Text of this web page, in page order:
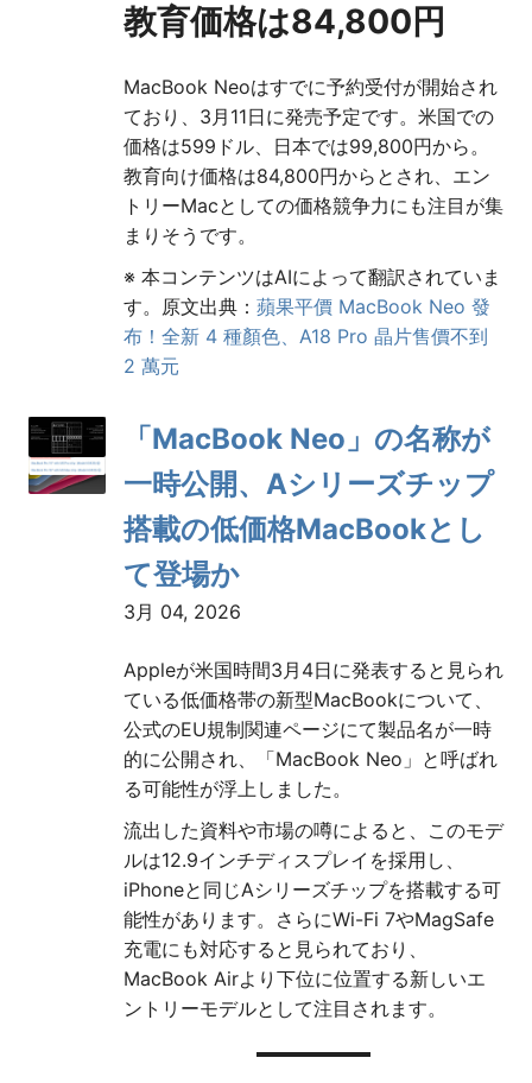
教育価格は84,800円
MacBook Neoはすでに予約受付が開始され
ており、3月11日に発売予定です。米国での
価格は599ドル、日本では99,800円から。
教育向け価格は84,800円からとされ、エン
トリーMacとしての価格競争力にも注目が集
まりそうです。
※ 本コンテンツはAIによって翻訳されていま
す。原文出典： 蘋果平價 MacBook Neo 發
布！全新 4 種顏色、A18 Pro 晶片售價不到
2 萬元
「MacBook Neo」の名称が
一時公開、Aシリーズチップ
搭載の低価格MacBookとし
て登場か
3月 04, 2026
Appleが米国時間3月4日に発表すると見られ
ている低価格帯の新型MacBookについて、
公式のEU規制関連ページにて製品名が一時
的に公開され、「MacBook Neo」と呼ばれ
る可能性が浮上しました。
流出した資料や市場の噂によると、このモデ
ルは12.9インチディスプレイを採用し、
iPhoneと同じAシリーズチップを搭載する可
能性があります。さらにWi-Fi 7やMagSafe
充電にも対応すると見られており、
MacBook Airより下位に位置する新しいエ
ントリーモデルとして注目されます。